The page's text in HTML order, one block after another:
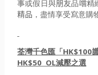
事或假日與朋友品嚐精
精品 ，盡情享受寫意購
荃灣千色匯「HK$100
HK$50 OL減壓之選